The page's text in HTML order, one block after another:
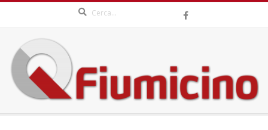
content
QFIUMICINO.COM